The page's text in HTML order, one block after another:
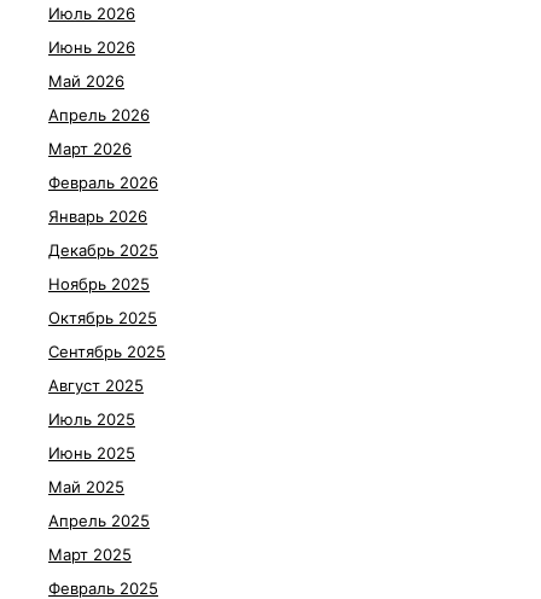
Июль 2026
Июнь 2026
Май 2026
Апрель 2026
Март 2026
Февраль 2026
Январь 2026
Декабрь 2025
Ноябрь 2025
Октябрь 2025
Сентябрь 2025
Август 2025
Июль 2025
Июнь 2025
Май 2025
Апрель 2025
Март 2025
Февраль 2025